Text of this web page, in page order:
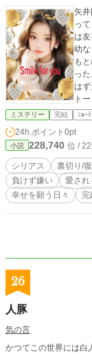
矢
っ
は
幼
も
っ
は
トー
ミステリー 完結 ｼｮｰ
24h.ポイント 0pt
小説 228,740 位 /
シリアス 裏切り/
負けず嫌い
愛され
幸せを願う日々
完
26
人豚
気の言
かつてこの世界には白